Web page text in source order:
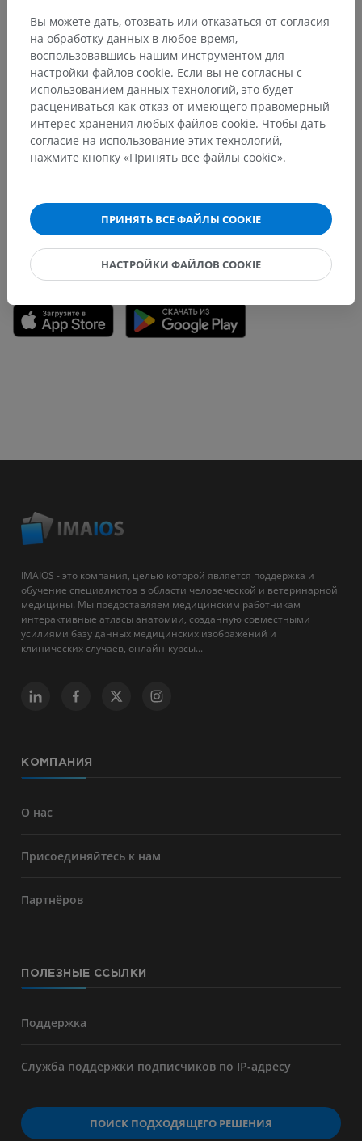
Переводы
Заметили ошибку?
Не стесняйтесь предложить поправку, свою версию
Сообщить об ошибке
СКАЧАТЬ ПРИЛОЖЕНИЕ
IMAIOS - это компания, целью которой является поддержка и
обучение специалистов в области человеческой и ветеринарной
медицины. Мы предоставляем медицинским работникам
интерактивные атласы анатомии, созданную совместными
усилиями базу данных медицинских изображений и
клинических случаев, онлайн-курсы...
КОМПАНИЯ
О нас
Присоединяйтесь к нам
Партнёров
ПОЛЕЗНЫЕ ССЫЛКИ
Поддержка
Служба поддержки подписчиков по IP-адресу
ПОИСК ПОДХОДЯЩЕГО РЕШЕНИЯ
Вы можете дать, отозвать или отказаться от согласия
на обработку данных в любое время,
воспользовавшись нашим инструментом для
настройки файлов cookie. Если вы не согласны с
использованием данных технологий, это будет
расцениваться как отказ от имеющего правомерный
интерес хранения любых файлов cookie. Чтобы дать
согласие на использование этих технологий,
нажмите кнопку «Принять все файлы cookie».
ПРИНЯТЬ ВСЕ ФАЙЛЫ COOKIE
НАСТРОЙКИ ФАЙЛОВ COOKIE